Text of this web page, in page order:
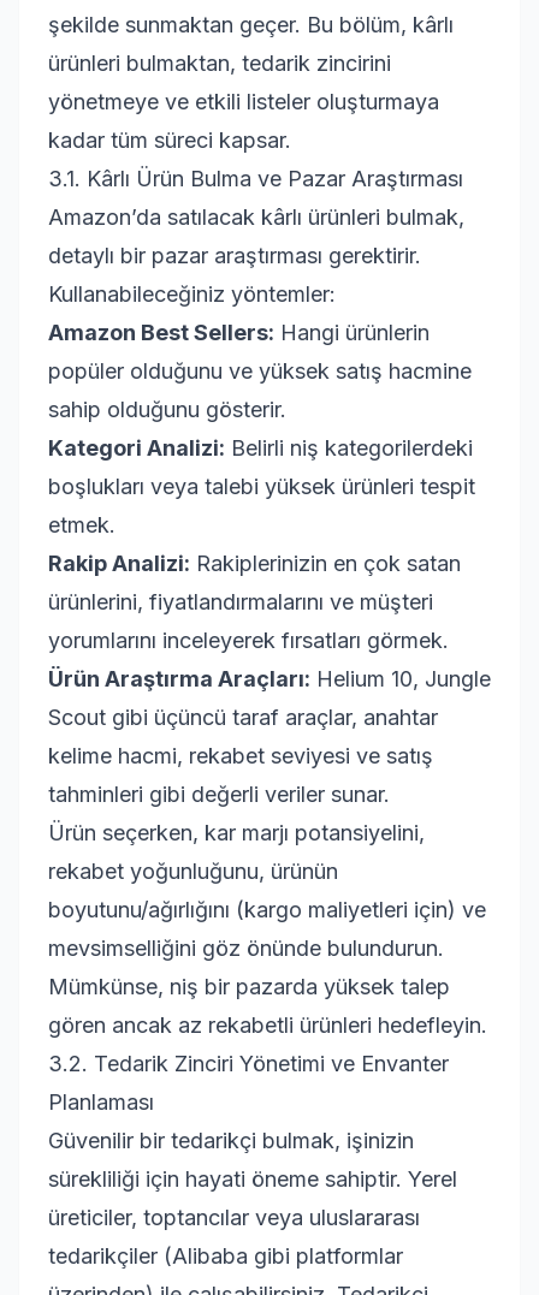
şekilde sunmaktan geçer. Bu bölüm, kârlı
ürünleri bulmaktan, tedarik zincirini
yönetmeye ve etkili listeler oluşturmaya
kadar tüm süreci kapsar.
3.1. Kârlı Ürün Bulma ve Pazar Araştırması
Amazon’da satılacak kârlı ürünleri bulmak,
detaylı bir pazar araştırması gerektirir.
Kullanabileceğiniz yöntemler:
Amazon Best Sellers: Hangi ürünlerin
popüler olduğunu ve yüksek satış hacmine
sahip olduğunu gösterir.
Kategori Analizi: Belirli niş kategorilerdeki
boşlukları veya talebi yüksek ürünleri tespit
etmek.
Rakip Analizi: Rakiplerinizin en çok satan
ürünlerini, fiyatlandırmalarını ve müşteri
yorumlarını inceleyerek fırsatları görmek.
Ürün Araştırma Araçları: Helium 10, Jungle
Scout gibi üçüncü taraf araçlar, anahtar
kelime hacmi, rekabet seviyesi ve satış
tahminleri gibi değerli veriler sunar.
Ürün seçerken, kar marjı potansiyelini,
rekabet yoğunluğunu, ürünün
boyutunu/ağırlığını (kargo maliyetleri için) ve
mevsimselliğini göz önünde bulundurun.
Mümkünse, niş bir pazarda yüksek talep
gören ancak az rekabetli ürünleri hedefleyin.
3.2. Tedarik Zinciri Yönetimi ve Envanter
Planlaması
Güvenilir bir tedarikçi bulmak, işinizin
sürekliliği için hayati öneme sahiptir. Yerel
üreticiler, toptancılar veya uluslararası
tedarikçiler (Alibaba gibi platformlar